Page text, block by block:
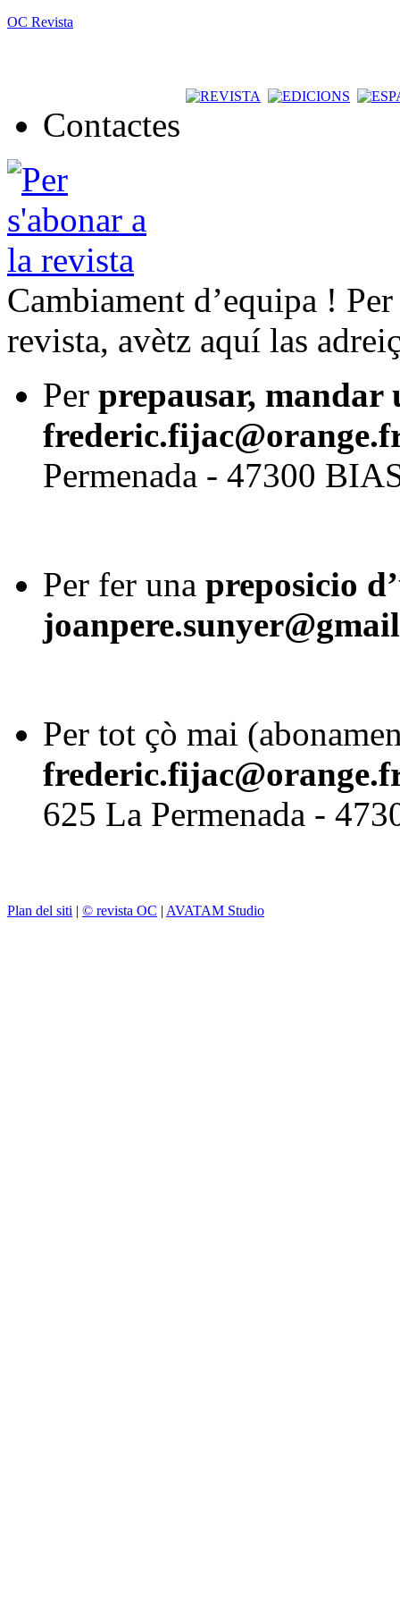
OC Revista
Contactes
Cambiament d’equipa !
revista, avètz aquí las
Per prepausar, mandar
Permenada - 47300
Per fer una preposicio
Per tot çò mai
625 La Permenada -
Plan del siti | © revista OC | AVATAM Studio